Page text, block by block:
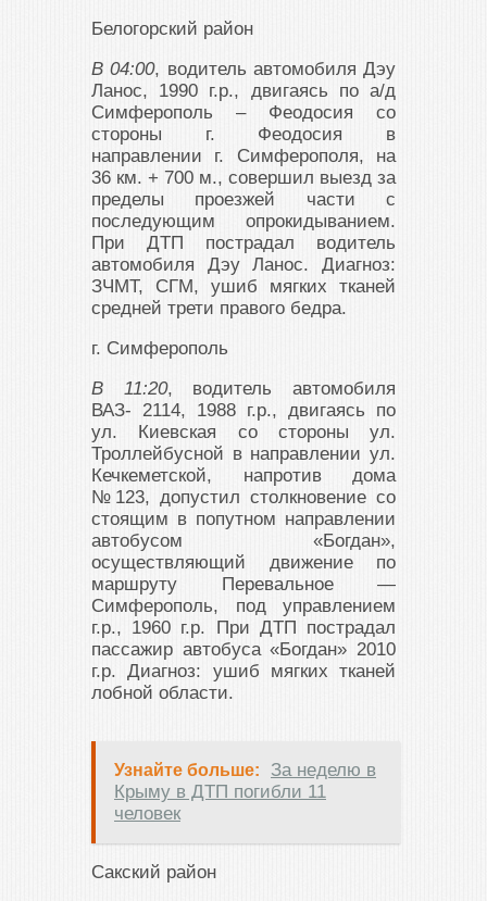
Белогорский район
В 04:00, водитель автомобиля Дэу
Ланос, 1990 г.р., двигаясь по а/д
Симферополь – Феодосия со
стороны г. Феодосия в
направлении г. Симферополя, на
36 км. + 700 м., совершил выезд за
пределы проезжей части с
последующим опрокидыванием.
При ДТП пострадал водитель
автомобиля Дэу Ланос. Диагноз:
ЗЧМТ, СГМ, ушиб мягких тканей
средней трети правого бедра.
г. Симферополь
В 11:20, водитель автомобиля
ВАЗ- 2114, 1988 г.р., двигаясь по
ул. Киевская со стороны ул.
Троллейбусной в направлении ул.
Кечкеметской, напротив дома
№123, допустил столкновение со
стоящим в попутном направлении
автобусом «Богдан»,
осуществляющий движение по
маршруту Перевальное —
Симферополь, под управлением
г.р., 1960 г.р. При ДТП пострадал
пассажир автобуса «Богдан» 2010
г.р. Диагноз: ушиб мягких тканей
лобной области.
Узнайте больше:
За неделю в
Крыму в ДТП погибли 11
человек
Сакский район